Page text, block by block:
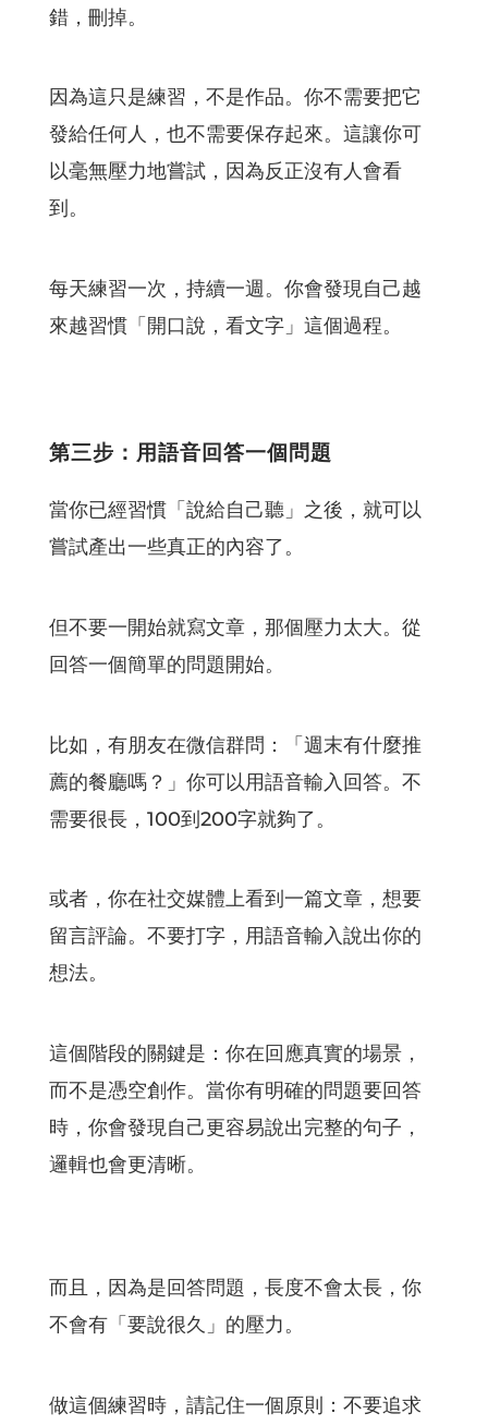
錯，刪掉。
因為這只是練習，不是作品。你不需要把它
發給任何人，也不需要保存起來。這讓你可
以毫無壓力地嘗試，因為反正沒有人會看
到。
每天練習一次，持續一週。你會發現自己越
來越習慣「開口說，看文字」這個過程。
第三步：用語音回答一個問題
當你已經習慣「說給自己聽」之後，就可以
嘗試產出一些真正的內容了。
但不要一開始就寫文章，那個壓力太大。從
回答一個簡單的問題開始。
比如，有朋友在微信群問：「週末有什麼推
薦的餐廳嗎？」你可以用語音輸入回答。不
需要很長，100到200字就夠了。
或者，你在社交媒體上看到一篇文章，想要
留言評論。不要打字，用語音輸入說出你的
想法。
這個階段的關鍵是：你在回應真實的場景，
而不是憑空創作。當你有明確的問題要回答
時，你會發現自己更容易說出完整的句子，
邏輯也會更清晰。
而且，因為是回答問題，長度不會太長，你
不會有「要說很久」的壓力。
做這個練習時，請記住一個原則：不要追求